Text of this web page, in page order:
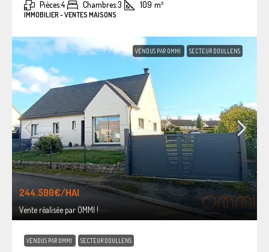
Pièces:4 Chambres:3 109 m²
IMMOBILIER - VENTES MAISONS
VENDUS PAR OMMI SECTEUR DOULLENS
244.500€/HAI
Vente réalisée par OMMI !
VENDUS PAR OMMI SECTEUR DOULLENS